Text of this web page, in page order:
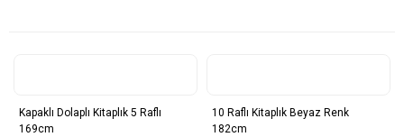
Kapaklı Dolaplı Kitaplık 5 Raflı
169cm
10 Raflı Kitaplık Beyaz Renk
182cm